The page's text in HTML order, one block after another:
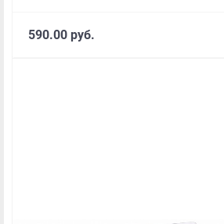
590.00 руб.